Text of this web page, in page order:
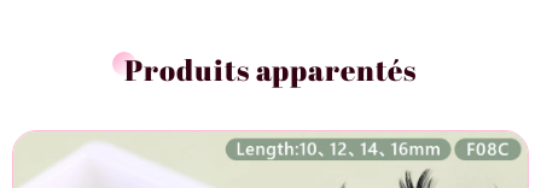
Produits apparentés